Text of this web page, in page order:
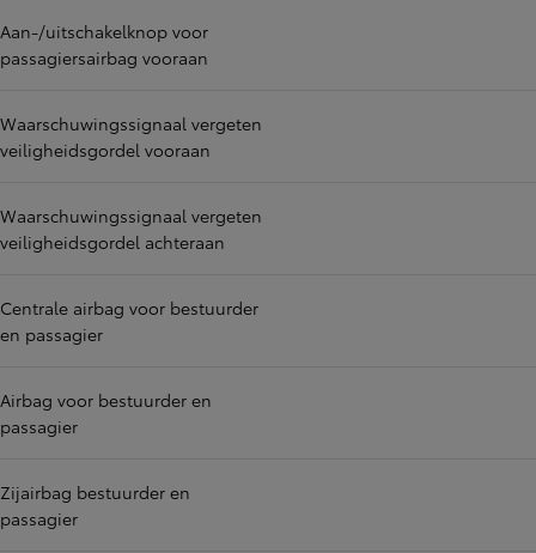
Aan-/uitschakelknop voor
passagiersairbag vooraan
Waarschuwingssignaal vergeten
veiligheidsgordel vooraan
Waarschuwingssignaal vergeten
veiligheidsgordel achteraan
Centrale airbag voor bestuurder
en passagier
Airbag voor bestuurder en
passagier
Zijairbag bestuurder en
passagier